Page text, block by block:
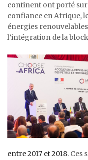
continent ont porté
confiance en Afrique,
énergies
l’intégration de la
entre 2017 et 2018. Ces